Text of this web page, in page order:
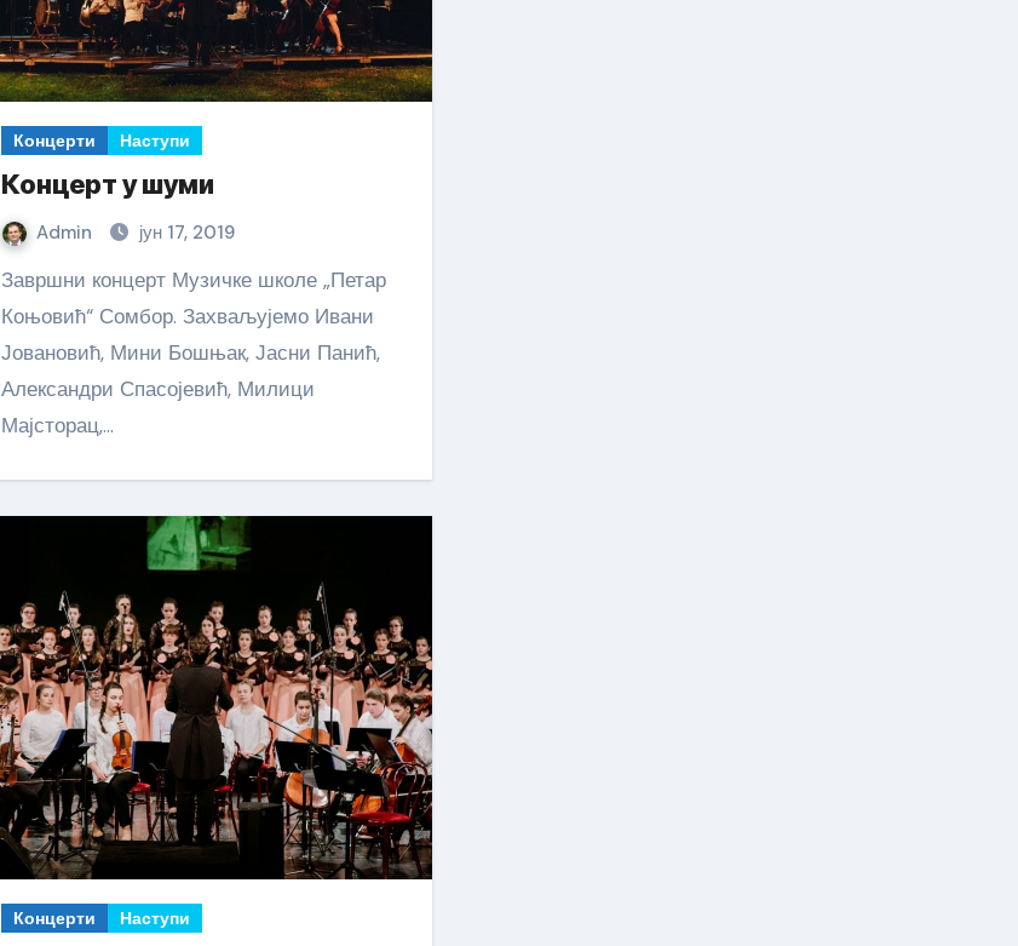
Концерти Наступи
Концерт у шуми
Admin јун 17, 2019
Завршни концерт Музичке школе „Петар
Коњовић“ Сомбор. Захваљујемо Ивани
Јовановић, Мини Бошњак, Јасни Панић,
Александри Спасојевић, Милици
Мајсторац,…
Концерти Наступи